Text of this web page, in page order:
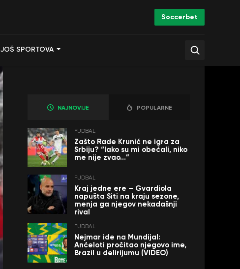
Soccerbet
JOŠ SPORTOVA
NAJNOVIJE POPULARNE
FUDBAL
Zašto Rade Krunić ne igra za
Srbiju? “Iako su mi obećali, niko
me nije zvao…”
FUDBAL
Kraj jedne ere – Gvardiola
napušta Siti na kraju sezone,
menja ga njegov nekadašnji
rival
FUDBAL
Nejmar ide na Mundijal:
Anćeloti pročitao njegovo ime,
Brazil u delirijumu (VIDEO)